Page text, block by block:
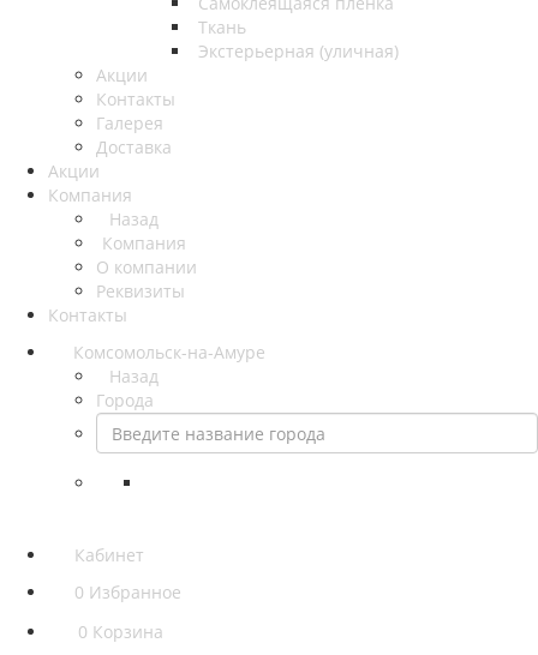
Ткань
Экстерьерная (уличная)
Акции
Контакты
Галерея
Доставка
Акции
Компания
Назад
Компания
О компании
Реквизиты
Контакты
Комсомольск-на-Амуре
Назад
Города
Кабинет
0 Избранное
0 Корзина